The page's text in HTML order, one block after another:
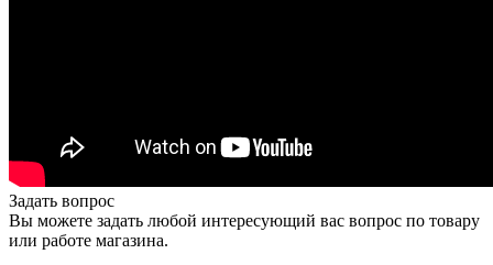
Задать вопрос
Вы можете задать любой интересующий вас вопрос по товару
или работе магазина.